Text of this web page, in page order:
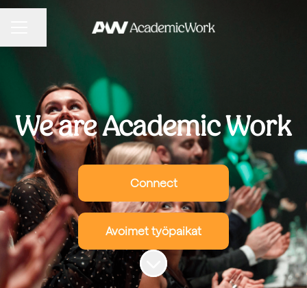
We are Academic Work
Connect
Avoimet työpaikat
Siirry sisältöön